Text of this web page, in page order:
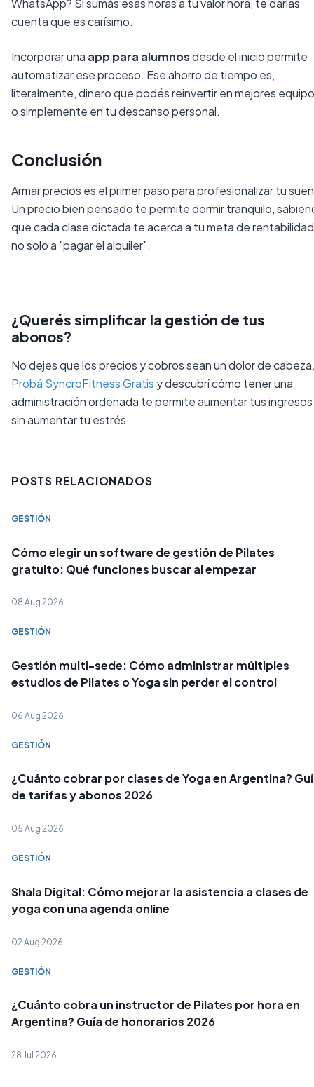
WhatsApp? Si sumás esas horas a tu valor hora, te darías
cuenta que es carísimo.
Incorporar una app para alumnosdesde el inicio permite
automatizar ese proceso. Ese ahorro de tiempo es,
literalmente, dinero que podés reinvertir en mejores
o simplemente en tu descanso personal.
Conclusión
Armar precios es el primer paso para profesionalizar tu
Un precio bien pensado te permite dormir tranquilo,
que cada clase dictada te acerca a tu meta de
no solo a "pagar el alquiler".
¿Querés simplificar la gestión de tus
abonos?
No dejes que los precios y cobros sean un dolor de
Probá SyncroFitness Gratis y descubrí cómo tener una
administración ordenada te permite aumentar tus ingresos
sin aumentar tu estrés.
POSTS RELACIONADOS
GESTIÓN
Cómo elegir un software de gestión de Pilates
gratuito: Qué funciones buscar al empezar
08 Aug 2026
GESTIÓN
Gestión multi-sede: Cómo administrar múltiples
estudios de Pilates o Yoga sin perder el control
06 Aug 2026
GESTIÓN
¿Cuánto cobrar por clases de Yoga en Argentina?
de tarifas y abonos 2026
05 Aug 2026
GESTIÓN
Shala Digital: Cómo mejorar la asistencia a clases de
yoga con una agenda online
02 Aug 2026
GESTIÓN
¿Cuánto cobra un instructor de Pilates por hora en
Argentina? Guía de honorarios 2026
28 Jul 2026